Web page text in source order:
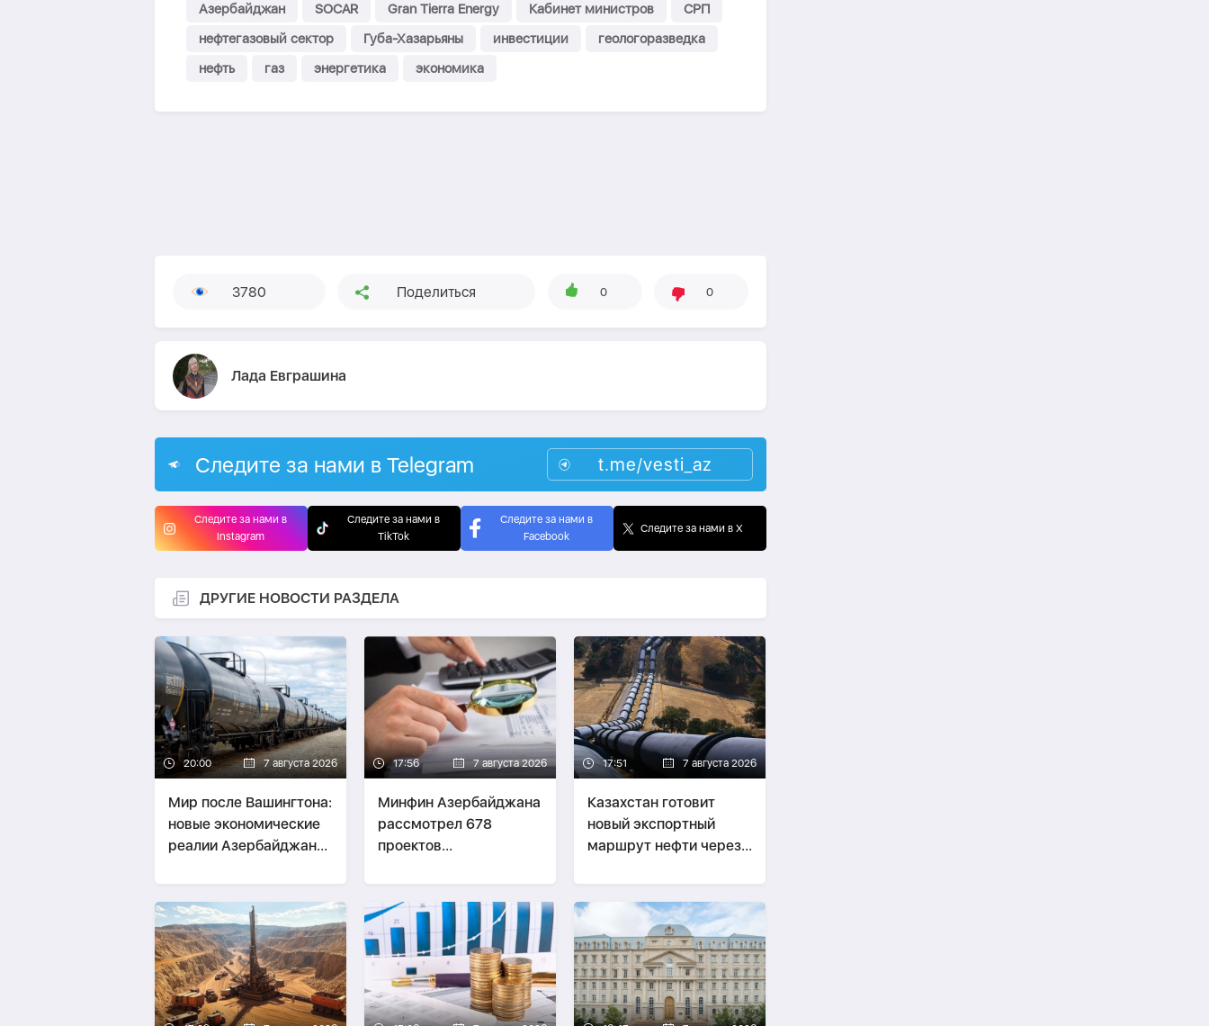
Азербайджан SOCAR Gran Tierra Energy Кабинет министров
СРП
нефтегазовый сектор
Губа-Хазарьяны инвестиции
геологоразведка
нефть
газ энергетика экономика
3780 Поделиться 0 0
Лада Евграшина
Следите за нами в Telegram t.me/vesti_az
Следите за нами в
Instagram
Следите за нами в
TikTok
Следите за нами в
Facebook
Следите за нами в X
ДРУГИЕ НОВОСТИ РАЗДЕЛА
20:00 7 августа 2026
Мир после Вашингтона:
новые экономические
реалии Азербайджана
СТРАТЕГИЯ
17:56 7 августа 2026
Минфин Азербайджана
рассмотрел 678
проектов
17:51 7 августа 2026
Казахстан готовит
новый экспортный
маршрут нефти через